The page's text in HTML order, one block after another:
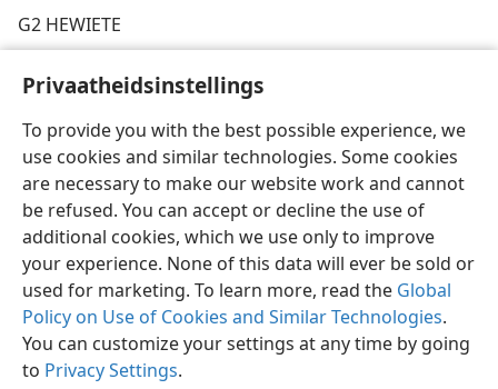
Privaatheidsinstellings
To provide you with the best possible experience, we
use cookies and similar technologies. Some cookies
are necessary to make our website work and cannot
be refused. You can accept or decline the use of
additional cookies, which we use only to improve
your experience. None of this data will ever be sold or
used for marketing. To learn more, read the Global
Policy on Use of Cookies and Similar Technologies.
You can customize your settings at any time by going
to Privacy Settings.
G2 HEWIETE
Afrikaans Voorkeure
Copyright© 2026 Watch Tower Bible and Tract Society of Pennsylvania
Gebruiksvoorwaardes Privaatheidsbeleid
Privaatheidsinstellings
JW.ORG
Meld aan